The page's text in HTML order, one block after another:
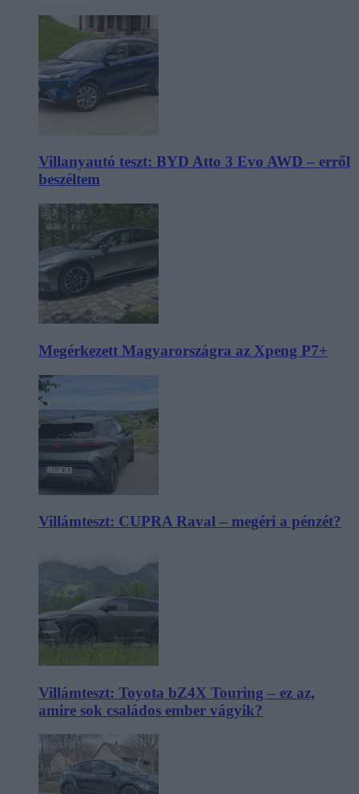
Villanyautó teszt: BYD Atto 3 Evo AWD – erről
beszéltem
Megérkezett Magyarországra az Xpeng P7+
Villámteszt: CUPRA Raval – megéri a pénzét?
Villámteszt: Toyota bZ4X Touring – ez az,
amire sok családos ember vágyik?